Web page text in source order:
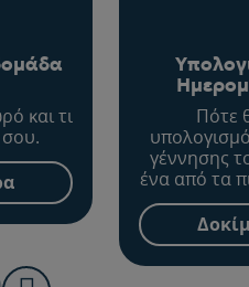
και τι
Πότε
γέννησης
ένα από τα